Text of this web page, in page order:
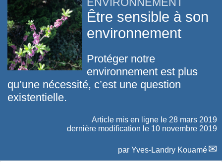
Être sensible à son
environnement
Protéger notre
environnement est plus
qu’une nécessité, c’est une question
existentielle.
Article mis en ligne le 28 mars 2019
dernière modification le 10 novembre 2019
par Yves-Landry Kouamé